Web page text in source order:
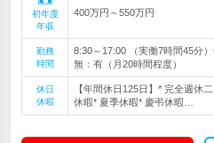
初年度
年収
400万円～550万円
勤務
時間
8:30～17:00 （実働7時間45分
無：有（月20時間程度）
休日
休暇
【年間休日125日】* 完全週休
休暇* 夏季休暇* 慶弔休暇…